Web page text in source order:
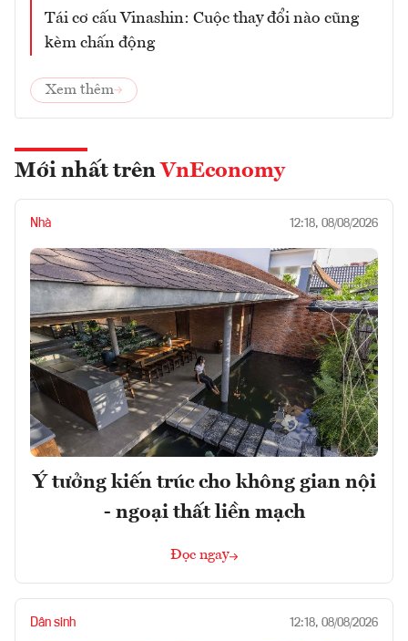
Tái cơ cấu Vinashin: Cuộc thay đổi nào cũng
kèm chấn động
Xem thêm
Mới nhất trên VnEconomy
Nhà 12:18, 08/08/2026
Ý tưởng kiến trúc cho không gian nội
- ngoại thất liền mạch
Đọc ngay
Dân sinh 12:18, 08/08/2026